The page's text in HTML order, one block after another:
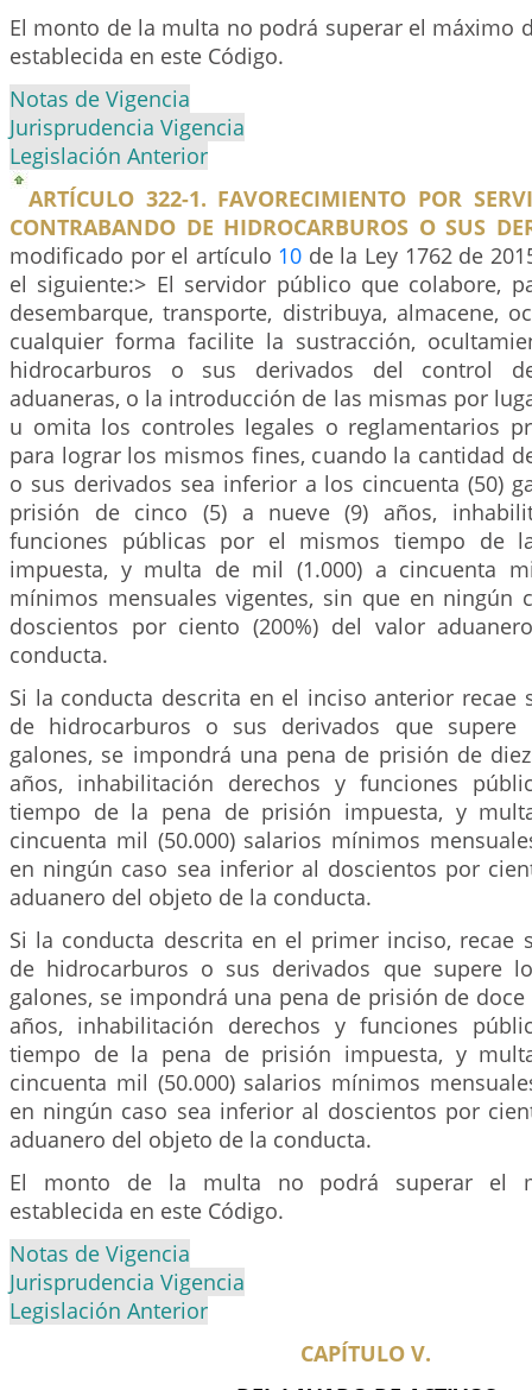
El monto de la multa no podrá superar el máximo
establecida en este Código.
Notas de Vigencia
Jurisprudencia Vigencia
Legislación Anterior
ARTÍCULO 322-1. FAVORECIMIENTO POR
CONTRABANDO DE HIDROCARBUROS O SUS
modificado por el artículo 10 de la Ley 1762 de
el siguiente:> El servidor público que colabore,
desembarque, transporte, distribuya, almacene,
cualquier forma facilite la sustracción,
hidrocarburos o sus derivados del control
aduaneras, o la introducción de las mismas por
u omita los controles legales o reglamentarios
para lograr los mismos fines, cuando la cantidad
o sus derivados sea inferior a los cincuenta (50)
prisión de cinco (5) a nueve (9) años,
funciones públicas por el mismos tiempo de
impuesta, y multa de mil (1.000) a cincuenta
mínimos mensuales vigentes, sin que en ningún
doscientos por ciento (200%) del valor
conducta.
Si la conducta descrita en el inciso anterior recae
de hidrocarburos o sus derivados que supere
galones, se impondrá una pena de prisión de
años, inhabilitación derechos y funciones
tiempo de la pena de prisión impuesta, y
cincuenta mil (50.000) salarios mínimos
en ningún caso sea inferior al doscientos por
aduanero del objeto de la conducta.
Si la conducta descrita en el primer inciso, recae
de hidrocarburos o sus derivados que supere
galones, se impondrá una pena de prisión de doce
años, inhabilitación derechos y funciones
tiempo de la pena de prisión impuesta, y
cincuenta mil (50.000) salarios mínimos
en ningún caso sea inferior al doscientos por
aduanero del objeto de la conducta.
El monto de la multa no podrá superar el
establecida en este Código.
Notas de Vigencia
Jurisprudencia Vigencia
Legislación Anterior
CAPÍTULO V.